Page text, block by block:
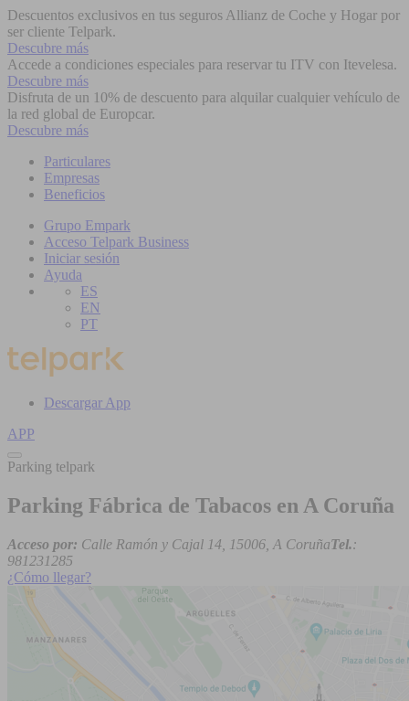
Descuentos exclusivos en tus seguros Allianz de Coche y Hogar por
ser cliente Telpark.
Descubre más
Accede a condiciones especiales para reservar tu ITV con Itevelesa.
Descubre más
Disfruta de un 10% de descuento para alquilar cualquier vehículo de
la red global de Europcar.
Descubre más
Particulares
Empresas
Beneficios
Grupo Empark
Acceso Telpark Business
Iniciar sesión
Ayuda
ES
EN
PT
Descargar App
APP
Parking telpark
Parking Fábrica de Tabacos en A Coruña
Acceso por: Calle Ramón y Cajal 14, 15006, A CoruñaTel.:
981231285
¿Cómo llegar?